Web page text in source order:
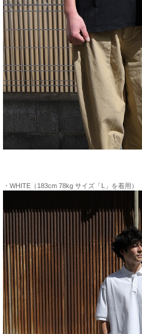
・WHITE（183cm 78kg サイズ「L」を着用）